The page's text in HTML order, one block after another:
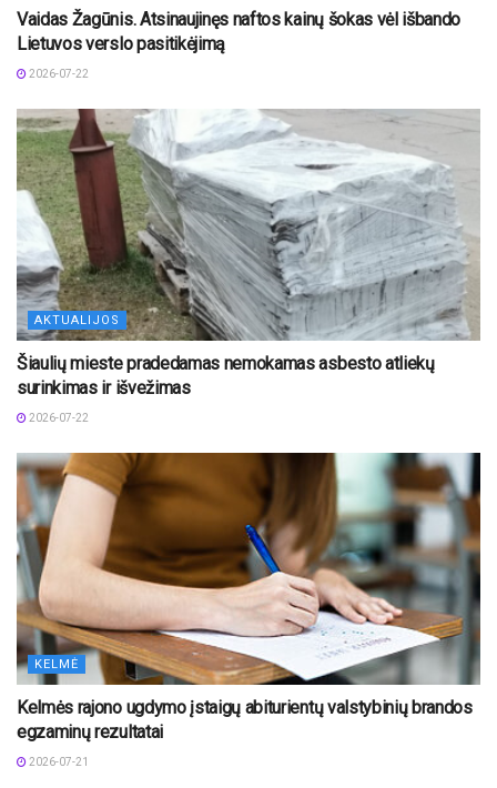
Vaidas Žagūnis. Atsinaujinęs naftos kainų šokas vėl išbando
Lietuvos verslo pasitikėjimą
2026-07-22
AKTUALIJOS
Šiaulių mieste pradedamas nemokamas asbesto atliekų
surinkimas ir išvežimas
2026-07-22
KELMĖ
Kelmės rajono ugdymo įstaigų abiturientų valstybinių brandos
egzaminų rezultatai
2026-07-21